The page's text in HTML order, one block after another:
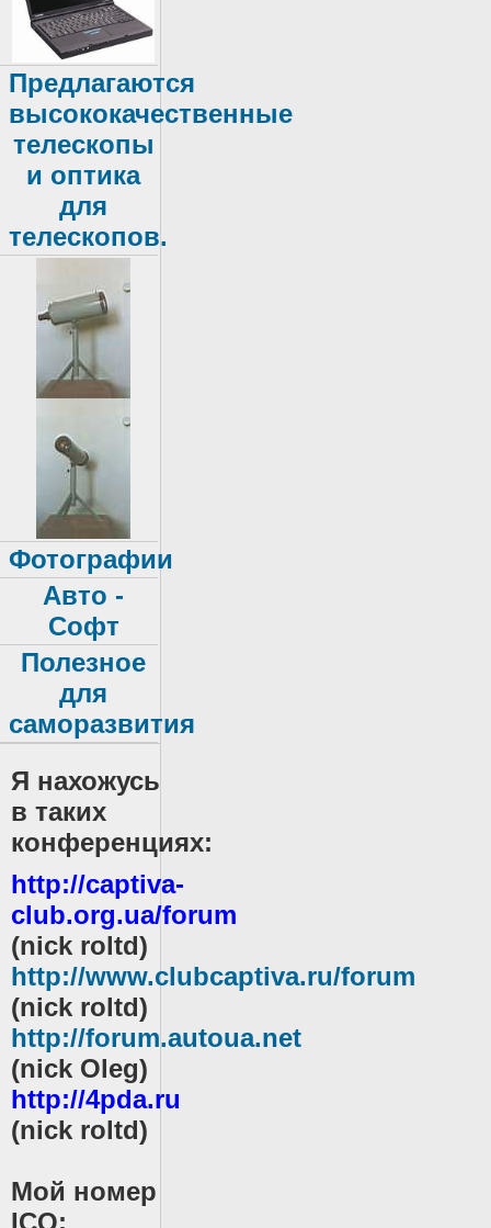
Предлагаются
высококачественные
телескопы
и оптика
для
телескопов.
Фотографии
Авто -
Софт
Полезное
для
саморазвития
Я нахожусь
в таких
конференциях:
http://captiva-
club.org.ua/forum
(nick roltd)
http://www.clubcaptiva.ru/forum
(nick roltd)
http://forum.autoua.net
(nick Oleg)
http://4pda.ru
(nick roltd)
Мой номер
ICQ: